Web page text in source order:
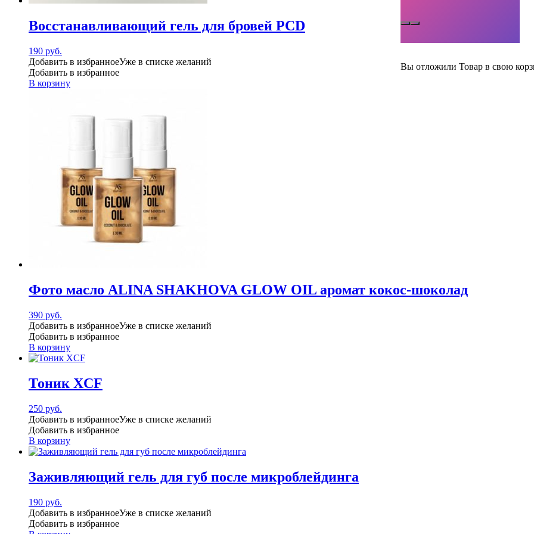
Вы отложили Товар в свою
Восстанавливающий гель для бровей PCD
190 руб.
Добавить в избранноеУже в списке желаний
Добавить в избранное
В корзину
Фото масло ALINA SHAKHOVA GLOW OIL аромат кокос-шоколад
390 руб.
Добавить в избранноеУже в списке желаний
Добавить в избранное
В корзину
Тоник XCF
250 руб.
Добавить в избранноеУже в списке желаний
Добавить в избранное
В корзину
Заживляющий гель для губ после микроблейдинга
190 руб.
Добавить в избранноеУже в списке желаний
Добавить в избранное